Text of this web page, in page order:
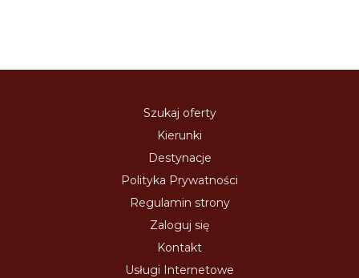
Szukaj oferty
Kierunki
Destynacje
Polityka Prywatności
Regulamin strony
Zaloguj się
Kontakt
Usługi Internetowe